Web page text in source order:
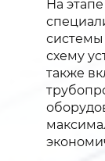
На
схему
также